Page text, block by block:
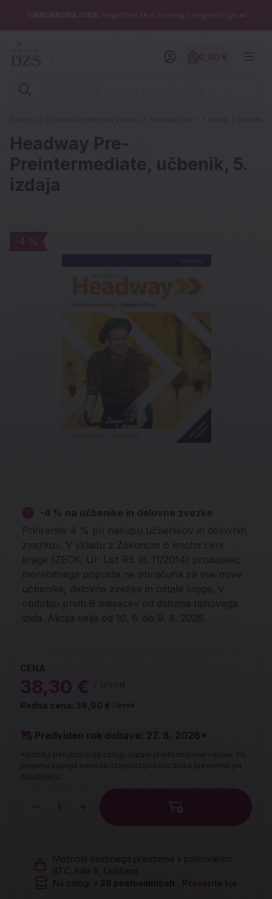
✨NAGRADNA IGRA : Registriraj se in sodeluj v nagradni igri 🚗✨
Vpišite iskalni niz (šolski zvezek, pero, kartuše ...)
Headway Pre-
Preintermediate, učbenik, 5.
izdaja
-4 %
-4 % na učbenike in delovne zvezke
Prihranite 4 % pri nakupu učbenikov in delovnih
zvezkov. V skladu z Zakonom o enotni ceni
knjige (ZECK, Ur. List RS št. 11/2014) prodajalec
morebitnega popusta ne obračuna za vse nove
učbenike, delovne zvezke in ostale knjige, v
obdobju prvih 6 mesecev od datuma njihovega
izida. Akcija velja od 10. 6. do 9. 8. 2026.
CENA
38,30 €
Redna cena: 39,90 € / izvod
Predviden rok dobave: 27. 8. 2026*
*Izdelka trenutno ni na zalogi. Datum je informativne narave. Po
prejemu vašega naročila, razpoložljivost izdelka preverimo pri
dobavitelju.
Možnost osebnega prevzema v poslovalnici
BTC, hala 8, Ljubljana
Na zalogi v 26 poslovalnicah Preverite kje